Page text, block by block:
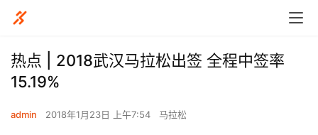
热点 | 2018武汉马拉松出签 全程中签率
15.19%
admin 2018年1月23日 上午7:54 马拉松